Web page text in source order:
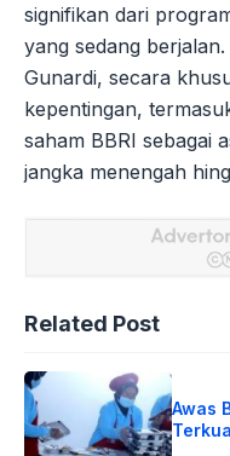
signifikan dari
yang sedang
Gunardi, secara
kepentingan,
saham BBRI sebagai
jangka menengah
Related Post
Awas